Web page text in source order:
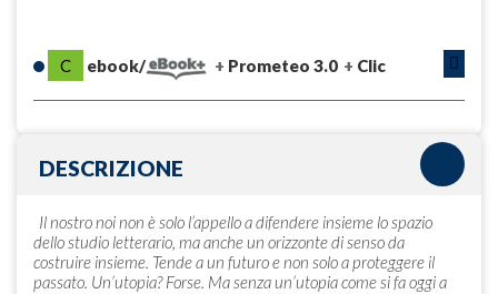
C ebook/ Prometeo 3.0 Clic
DESCRIZIONE
Il nostro noi non è solo l’appello a difendere insieme lo spazio
dello studio letterario, ma anche un orizzonte di senso da
costruire insieme. Tende a un futuro e non solo a proteggere il
passato. Un’utopia? Forse. Ma senza un’utopia come si fa oggi a